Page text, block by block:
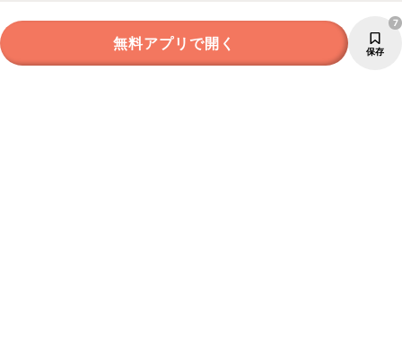
無料アプリで開く 保存
7